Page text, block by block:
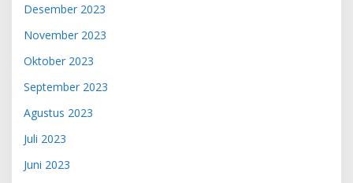
Desember 2023
November 2023
Oktober 2023
September 2023
Agustus 2023
Juli 2023
Juni 2023